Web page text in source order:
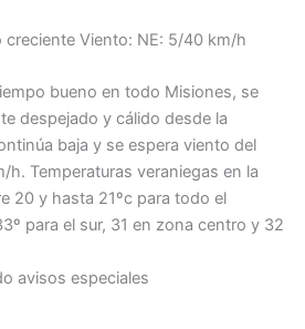
creciente Viento: NE: 5/40 km/h
bueno en todo Misiones, se
despejado y cálido desde la
baja y se espera viento del
Temperaturas veraniegas en la
20 y hasta 21ºc para todo el
para el sur, 31 en zona centro y 32
avisos especiales